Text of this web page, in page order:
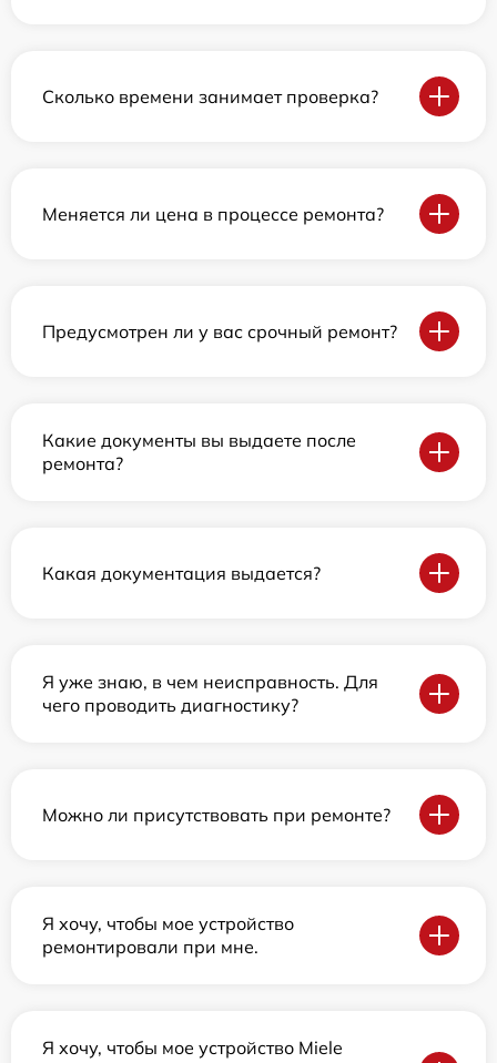
Сколько времени занимает проверка?
Меняется ли цена в процессе ремонта?
Предусмотрен ли у вас срочный ремонт?
Какие документы вы выдаете после
ремонта?
Какая документация выдается?
Я уже знаю, в чем неисправность. Для
чего проводить диагностику?
Можно ли присутствовать при ремонте?
Я хочу, чтобы мое устройство
ремонтировали при мне.
Я хочу, чтобы мое устройство Miele